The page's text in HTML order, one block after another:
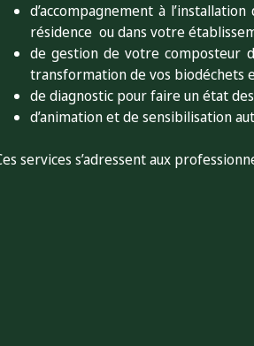
d’accompagnement à
résidence ou dans votre
de gestion de votre composteur
transformation de vos biodéchets
de diagnostic pour faire un état
d’animation et de sensibilisation
services s’adressent aux